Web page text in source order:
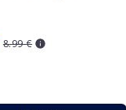
8.99 €